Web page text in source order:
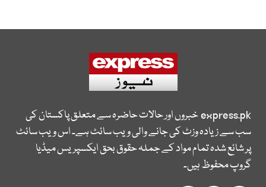
express.pkخبروں اور حالات حاضرہ سے متعلق پاکستان کی
سب سے زیادہ وزٹ کی جانے والی ویب سائٹ ہے۔ اس ویب سائٹ
پر شائع شدہ تمام مواد کے جملہ حقوق بحق ایکسپریس میڈیا
گروپ محفوظ ہیں۔